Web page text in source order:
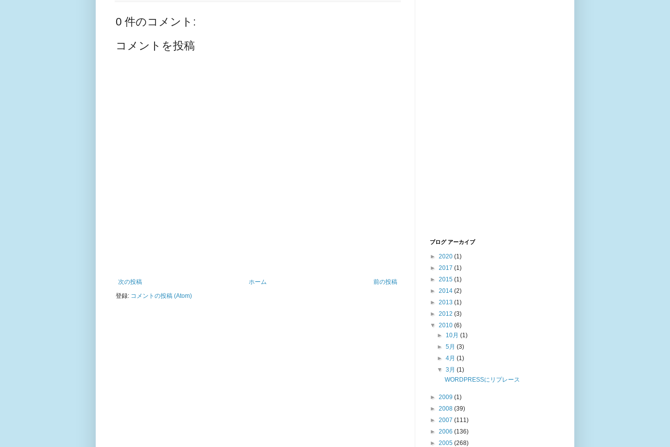
0 件のコメント:
コメントを投稿
次の投稿 前の投稿
ホーム
登録: コメントの投稿 (Atom)
ブログ アーカイブ
► 2020 (1)
► 2017 (1)
► 2015 (1)
► 2014 (2)
► 2013 (1)
► 2012 (3)
▼ 2010 (6)
► 10月(1)
►5月(3)
►4月(1)
▼3月(1)
WORDPRESSにリプレース
► 2009 (1)
► 2008 (39)
► 2007 (111)
► 2006 (136)
► 2005 (268)